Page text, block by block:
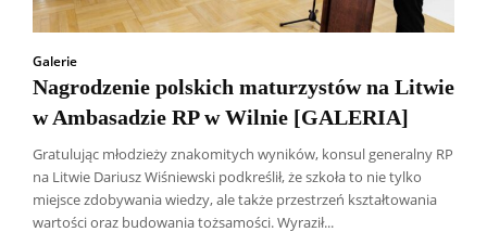
Galerie
Nagrodzenie polskich maturzystów na Litwie
w Ambasadzie RP w Wilnie [GALERIA]
Gratulując młodzieży znakomitych wyników, konsul generalny RP
na Litwie Dariusz Wiśniewski podkreślił, że szkoła to nie tylko
miejsce zdobywania wiedzy, ale także przestrzeń kształtowania
wartości oraz budowania tożsamości. Wyraził...
Wszyscy Aleksander Borowik
Antoni Radczenko
Artur Płokszto
Grzegorz Górny
ks. Jarosław Wąsowicz SDB